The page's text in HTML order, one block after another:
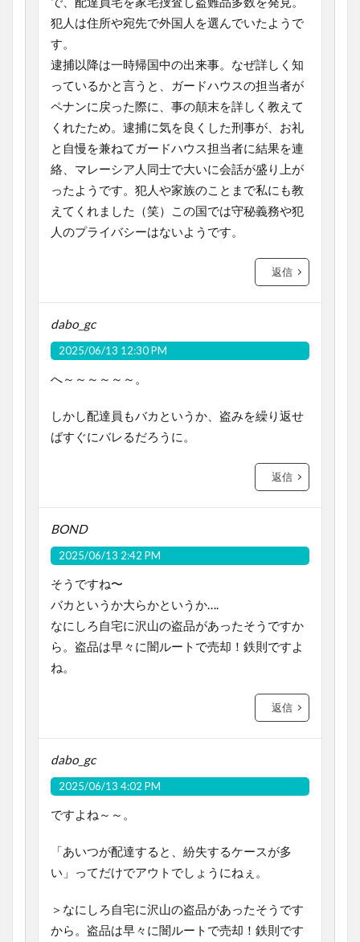
犯人は住所や宛先で外国人を選んでいたようで
す。
逮捕以降は一時帰国中の出来事。なぜ詳しく知
っているかと言うと、ガードハウスの担当者が
ペナンに戻った際に、事の顛末を詳しく教えて
くれたため。逮捕に気を良くした刑事が、お礼
と自慢を兼ねてガードハウス担当者に結果を連
絡、マレーシア人同士で大いに会話が盛り上が
ったようです。犯人や家族のことまで私にも教
えてくれました（笑）この国では守秘義務や犯
人のプライバシーはないようです。
返信
dabo_gc
2025/06/13 12:30 PM
へ～～～～～～。
しかし配達員もバカというか、盗みを繰り返せ
ばすぐにバレるだろうに。
返信
BOND
2025/06/13 2:42 PM
そうですね〜
バカというか大らかというか….
なにしろ自宅に沢山の盗品があったそうですか
ら。盗品は早々に闇ルートで売却！鉄則ですよ
ね。
返信
dabo_gc
2025/06/13 4:02 PM
ですよね～～。
「あいつが配達すると、紛失するケースが多
い」ってだけでアウトでしょうにねぇ。
＞なにしろ自宅に沢山の盗品があったそうです
から。盗品は早々に闇ルートで売却！鉄則です